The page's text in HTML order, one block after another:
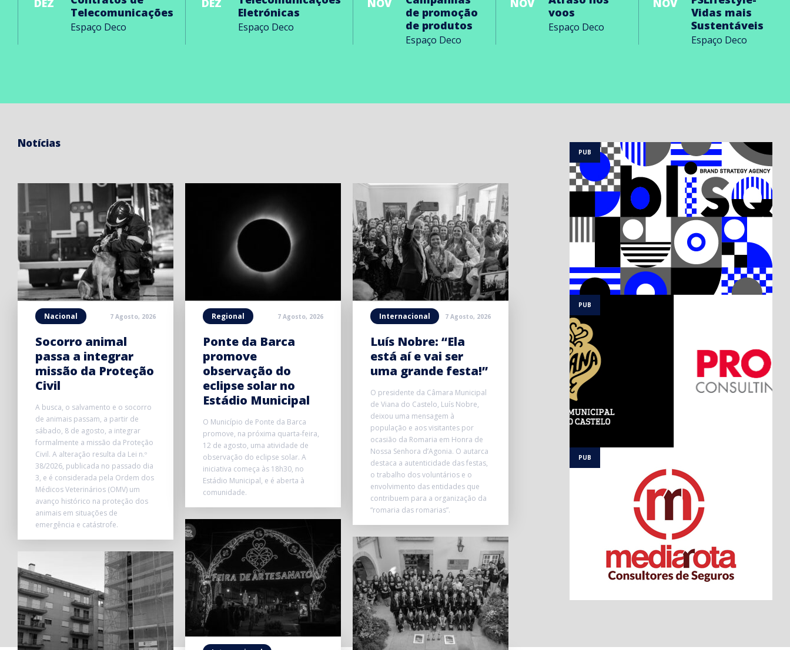
DEZ
Telecomunicações
Espaço Deco
DEZ
Eletrónicas
Espaço Deco
NOV
de promoção
de produtos
Espaço Deco
NOV
voos
Espaço Deco
NOV
Vidas mais
Sustentáveis
Espaço Deco
Notícias
Nacional 7 Agosto, 2026
Socorro animal
passa a integrar
missão da Proteção
Civil
A busca, o salvamento e o socorro
de animais passam, a partir de
sábado, 8 de agosto, a integrar
formalmente a missão da Proteção
Civil. A alteração resulta da Lei n.º
38/2026, publicada no passado dia
3, e é considerada pela Ordem dos
Médicos Veterinários (OMV) um
avanço histórico na proteção dos
animais em situações de
emergência e catástrofe.
Regional 7 Agosto, 2026
Ponte da Barca
promove
observação do
eclipse solar no
Estádio Municipal
O Município de Ponte da Barca
promove, na próxima quarta-feira,
12 de agosto, uma atividade de
observação do eclipse solar. A
iniciativa começa às 18h30, no
Estádio Municipal, e é aberta à
comunidade.
Internacional 7 Agosto, 2026
Luís Nobre: “Ela
está aí e vai ser
uma grande festa!”
O presidente da Câmara Municipal
de Viana do Castelo, Luís Nobre,
deixou uma mensagem à
população e aos visitantes por
ocasião da Romaria em Honra de
Nossa Senhora d’Agonia. O autarca
destaca a autenticidade das festas,
o trabalho dos voluntários e o
envolvimento das entidades que
contribuem para a organização da
“romaria das romarias”.